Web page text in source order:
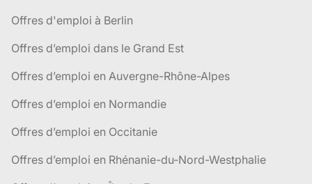
Offres d'emploi à Berlin
Offres d’emploi dans le Grand Est
Offres d’emploi en Auvergne-Rhône-Alpes
Offres d’emploi en Normandie
Offres d’emploi en Occitanie
Offres d’emploi en Rhénanie-du-Nord-Westphalie